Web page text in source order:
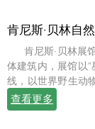
肯尼斯·贝林自
体建筑内，展馆以“
线，以世界野生动
欧、野性非洲、雄
动、穹幕影院、勇
查看更多